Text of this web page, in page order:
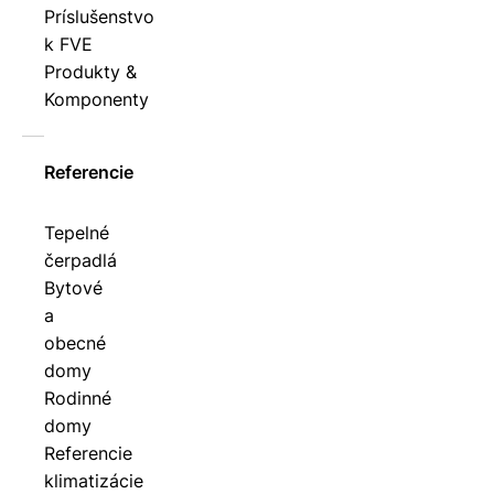
Príslušenstvo
k FVE
Produkty &
Komponenty
Referencie
Tepelné
čerpadlá
Bytové
a
obecné
domy
Rodinné
domy
Referencie
klimatizácie